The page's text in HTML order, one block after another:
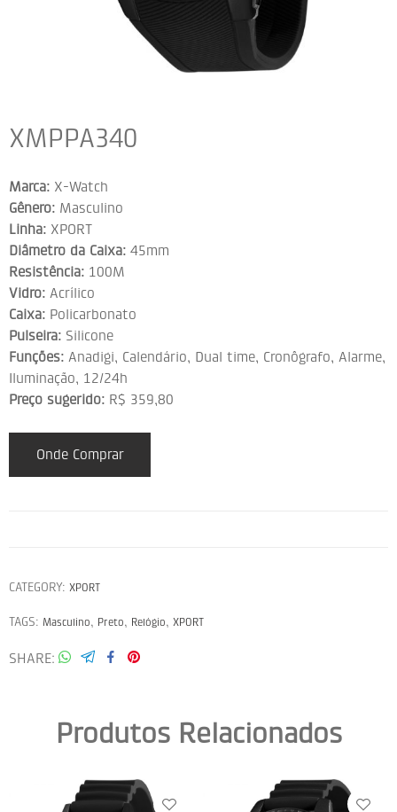
XMPPA340
Marca: X-Watch
Gênero: Masculino
Linha: XPORT
Diâmetro da Caixa: 45mm
Resistência: 100M
Vidro: Acrílico
Caixa: Policarbonato
Pulseira: Silicone
Funções: Anadigi, Calendário, Dual time, Cronôgrafo, Alarme,
Iluminação, 12/24h
Preço sugerido: R$ 359,80
Onde Comprar
CATEGORY: XPORT
TAGS: Masculino, Preto, Relógio, XPORT
SHARE
Produtos Relacionados